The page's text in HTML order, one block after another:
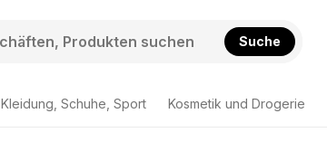
Suche
Kleidung, Schuhe, Sport Kosmetik und Drogerie